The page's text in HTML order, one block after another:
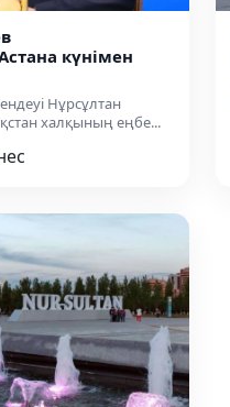
күнімен
Нұрсұлтан
халқының еңбе...